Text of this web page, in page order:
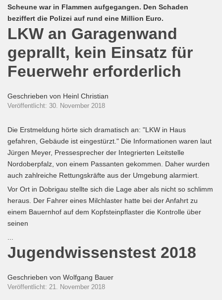
Scheune war in Flammen aufgegangen. Den Schaden
beziffert die Polizei auf rund eine Million Euro.
LKW an Garagenwand
geprallt, kein Einsatz für
Feuerwehr erforderlich
Geschrieben von Heinl Christian
Veröffentlicht: 30. November 2018
Die Erstmeldung hörte sich dramatisch an: "LKW in Haus
gefahren, Gebäude ist eingestürzt." Die Informationen waren laut
Jürgen Meyer, Pressesprecher der Integrierten Leitstelle
Nordoberpfalz, von einem Passanten gekommen. Daher wurden
auch zahlreiche Rettungskräfte aus der Umgebung alarmiert.
Vor Ort in Dobrigau stellte sich die Lage aber als nicht so schlimm
heraus. Der Fahrer eines Milchlaster hatte bei der Anfahrt zu
einem Bauernhof auf dem Kopfsteinpflaster die Kontrolle über
seinen
Jugendwissenstest 2018
Geschrieben von Wolfgang Bauer
Veröffentlicht: 21. November 2018